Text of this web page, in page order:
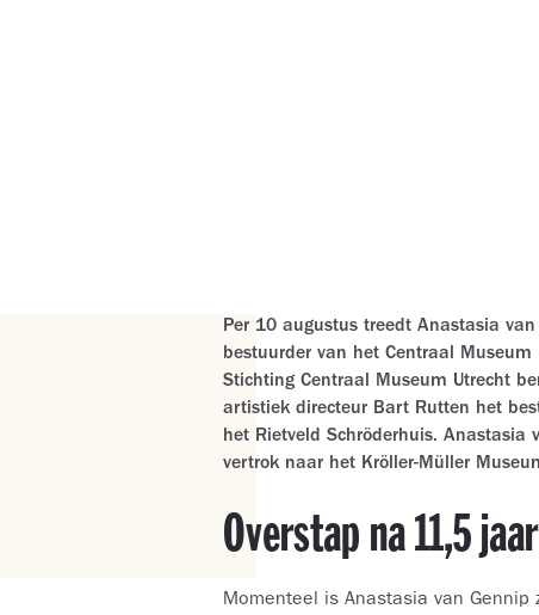
Per 10 augustus treedt Anastasia
bestuurder van het Centraal
Stichting Centraal Museum Utrecht
artistiek directeur Bart Rutten het
het Rietveld Schröderhuis. Anastasia
vertrok naar het Kröller-Müller
Overstap na 11,5
Momenteel is Anastasia van